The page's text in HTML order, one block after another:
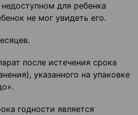
для ребенка
не мог увидеть его.
после истечения срока
указанного на упаковке
годности является